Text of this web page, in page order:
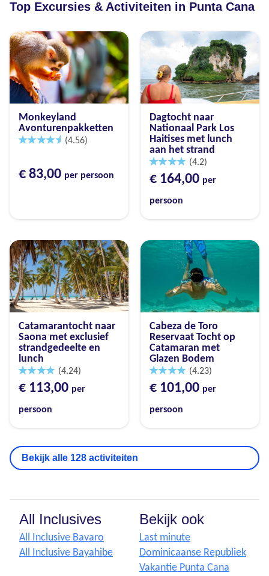
Top Excursies & Activiteiten in Punta Cana
Monkeyland
Avonturenpakketten
(4.56)
€ 83,00 per persoon
Dagtocht naar
Nationaal Park Los
Haitises met lunch
aan het strand
(4.2)
€ 164,00 per
persoon
Catamarantocht naar
Saona met exclusief
strandgedeelte en
lunch
(4.24)
€ 113,00 per
persoon
Cabeza de Toro
Reservaat Tocht op
Catamaran met
Glazen Bodem
(4.23)
€ 101,00 per
persoon
Bekijk alle 128 activiteiten
All Inclusives
All Inclusive Bavaro
All Inclusive Bayahibe
Bekijk ook
Last minute
Dominicaanse Republiek
Vakantie Punta Cana